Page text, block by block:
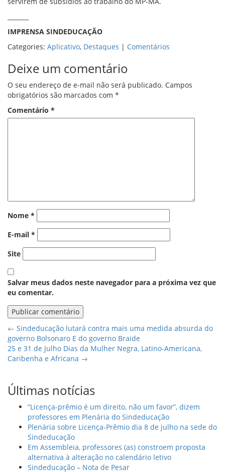
IMPRENSA SINDEDUCAÇÃO
Categories: Aplicativo, Destaques | Comentários
Deixe um comentário
O seu endereço de e-mail não será publicado. Campos
obrigatórios são marcados com *
Comentário *
Nome *
E-mail *
Site
Salvar meus dados neste navegador para a próxima vez que
eu comentar.
← Sindeducação lutará contra mais uma medida absurda do
governo Bolsonaro E do governo Braide
25 e 31 de Julho Dias da Mulher Negra, Latino-Americana,
Caribenha e Africana →
Últimas notícias
“Licença-prêmio é um direito, não um favor”, dizem
professores em Plenária do Sindeducação
Plenária sobre Licença-Prêmio dia 8 de julho na sede do
Sindeducação
Em Assembleia, professores (as) constroem proposta
alternativa à alteração no calendário letivo
Sindeducação – Nota de Pesar